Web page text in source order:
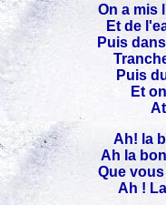
On a mis
Et de
Puis
Puis
Et
Ah! la
Ah la
Que
Ah !